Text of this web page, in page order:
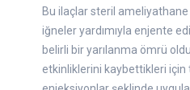
Bu ilaçlar steril
iğneler yardımıyla enjente
belirli bir yarılanma ömrü
etkinliklerini kaybettikleri için